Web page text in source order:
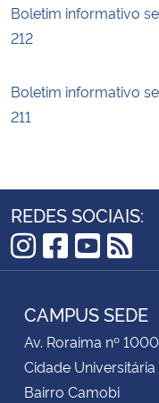
Boletim informativo
212
Boletim informativo
211
REDES SOCIAIS:
Instagram
RSS
CAMPUS SEDE
Av. Roraima nº 1000
Cidade Universitária
Bairro Camobi